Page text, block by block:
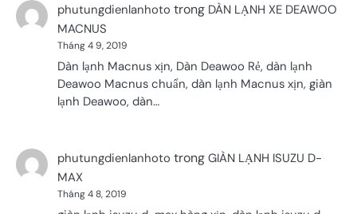
phutungdienlanhoto trong DÀN LẠNH XE DEAWOO
MACNUS
Tháng 4 9, 2019
Dàn lạnh Macnus xịn, Dàn Deawoo Rẻ, dàn lạnh
Deawoo Macnus chuẩn, dàn lạnh Macnus xịn, giàn
lạnh Deawoo, dàn…
phutungdienlanhoto trong GIÀN LẠNH ISUZU D-
MAX
Tháng 4 8, 2019